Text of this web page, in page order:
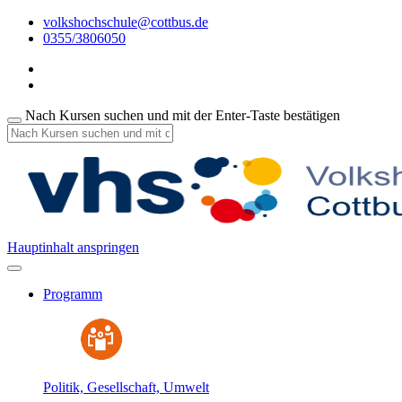
volkshochschule@cottbus.de
0355/3806050
Nach Kursen suchen und mit der Enter-Taste bestätigen
Hauptinhalt anspringen
Programm
Politik, Gesellschaft, Umwelt